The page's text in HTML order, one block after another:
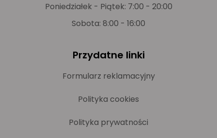
Poniedziałek - Piątek: 7:00 - 20:00
Sobota: 8:00 - 16:00
Przydatne linki
Formularz reklamacyjny
Polityka cookies
Polityka prywatności